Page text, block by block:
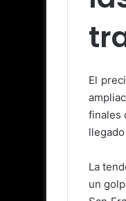
El
finales
La
un